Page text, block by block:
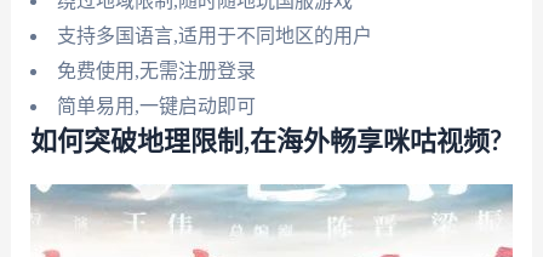
支持多国语言,适用于不同地区的用户
免费使用,无需注册登录
简单易用,一键启动即可
如何突破地理限制,在海外畅享咪咕视频?